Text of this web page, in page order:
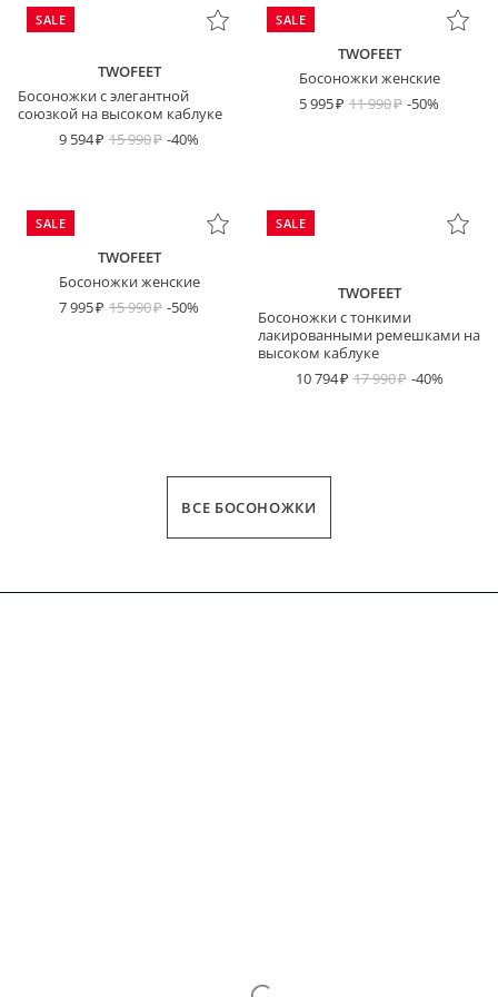
SALE
TWOFEET
Босоножки с элегантной
союзкой на высоком каблуке
9 594
15 990 -40%
SALE
TWOFEET
Босоножки женские
5 995
11 990 -50%
SALE
TWOFEET
Босоножки женские
7 995
15 990 -50%
SALE
TWOFEET
Босоножки с тонкими
лакированными ремешками на
высоком каблуке
10 794
17 990 -40%
ВСЕ БОСОНОЖКИ